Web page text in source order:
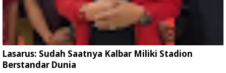
Lasarus: Sudah Saatnya Kalbar Miliki Stadion
Berstandar Dunia